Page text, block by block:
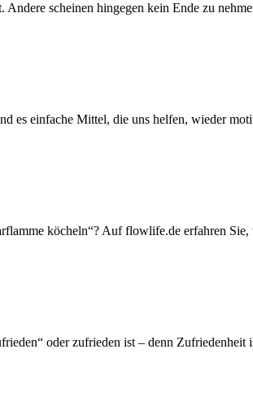
scheinen hingegen kein Ende zu
es einfache Mittel, die uns helfen, wieder
köcheln“? Auf flowlife.de erfahren
oder zufrieden ist – denn Zufriedenheit